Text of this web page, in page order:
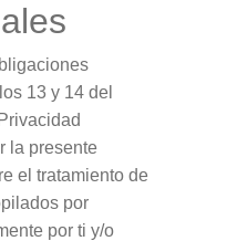
13 y 14 del
la presente
el tratamiento de
por
por ti y/o